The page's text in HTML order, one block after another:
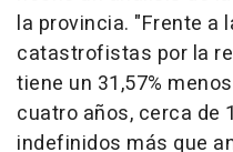
la provincia. "Frente a
catastrofistas por la
tiene un 31,57%
cuatro años, cerca de
indefinidos más que